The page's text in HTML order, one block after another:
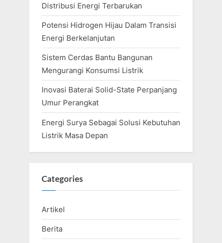
Distribusi Energi Terbarukan
Potensi Hidrogen Hijau Dalam Transisi
Energi Berkelanjutan
Sistem Cerdas Bantu Bangunan
Mengurangi Konsumsi Listrik
Inovasi Baterai Solid-State Perpanjang
Umur Perangkat
Energi Surya Sebagai Solusi Kebutuhan
Listrik Masa Depan
Categories
Artikel
Berita